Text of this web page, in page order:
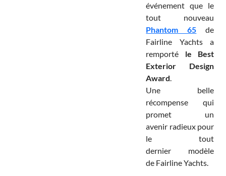
événement que le
tout nouveau
Phantom 65 de
Fairline Yachts a
remporté le Best
Exterior Design
Award.
Une belle
récompense qui
promet un
avenir radieux pour
le tout
dernier modèle
de Fairline Yachts.